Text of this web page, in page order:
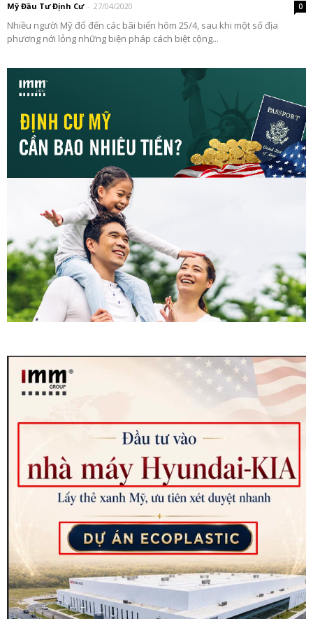
Mỹ Đầu Tư Định Cư - 27/04/2020 0
Nhiều người Mỹ đổ đến các bãi biển hôm 25/4, sau khi một số địa
phương nới lỏng những biện pháp cách biệt cộng...